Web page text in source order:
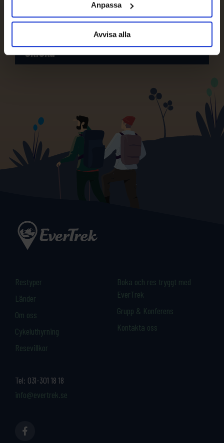
Anpassa
Avvisa alla
Tel: 031-301 18 18
info@evertrek.se
Restyper
Länder
Om oss
Cykeluthyrning
Resevillkor
Boka och res tryggt med
EverTrek
Grupp & Konferens
Kontakta oss